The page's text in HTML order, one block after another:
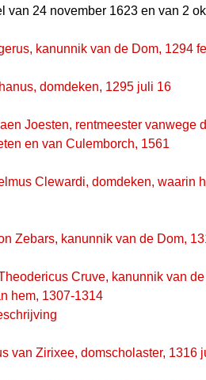
van 24 november 1623 en van 2
kanunnik van de Dom, 1294
domdeken, 1295 juli 16
Joesten, rentmeester
en van Culemborch, 1561
Clewardi, domdeken, waarin
Zebars, kanunnik van de Dom,
Cruve, kanunnik van
hem, 1307-1314
van Zirixee, domscholaster, 1316